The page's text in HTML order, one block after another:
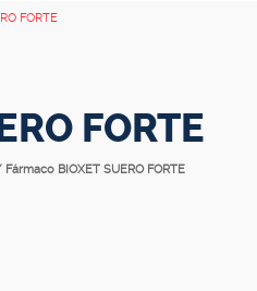
FORTE
FORTE
BIOXET SUERO FORTE